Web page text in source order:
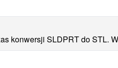
konwersji SLDPRT do STL.